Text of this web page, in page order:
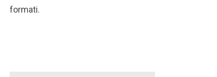
formati.